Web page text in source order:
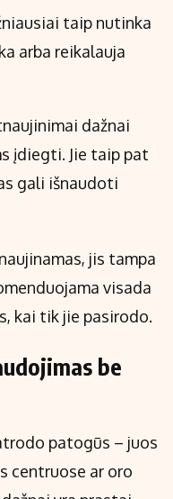
taip nutinka
arba reikalauja
dažnai
įdiegti. Jie taip pat
gali išnaudoti
jis tampa
visada
kai tik jie pasirodo.
be
patogūs – juos
centruose ar oro